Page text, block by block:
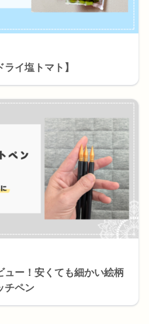
イ塩トマト】
ュー！安くても細かい絵柄
チペン